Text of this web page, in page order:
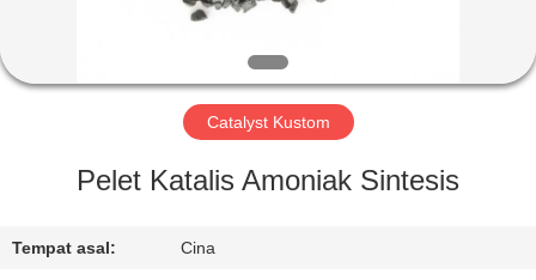
TUR
KUALITAS
Catalyst Kustom
Pelet Katalis Amoniak Sintesis
Tempat asal: Cina